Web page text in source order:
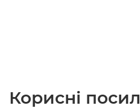
Корисні